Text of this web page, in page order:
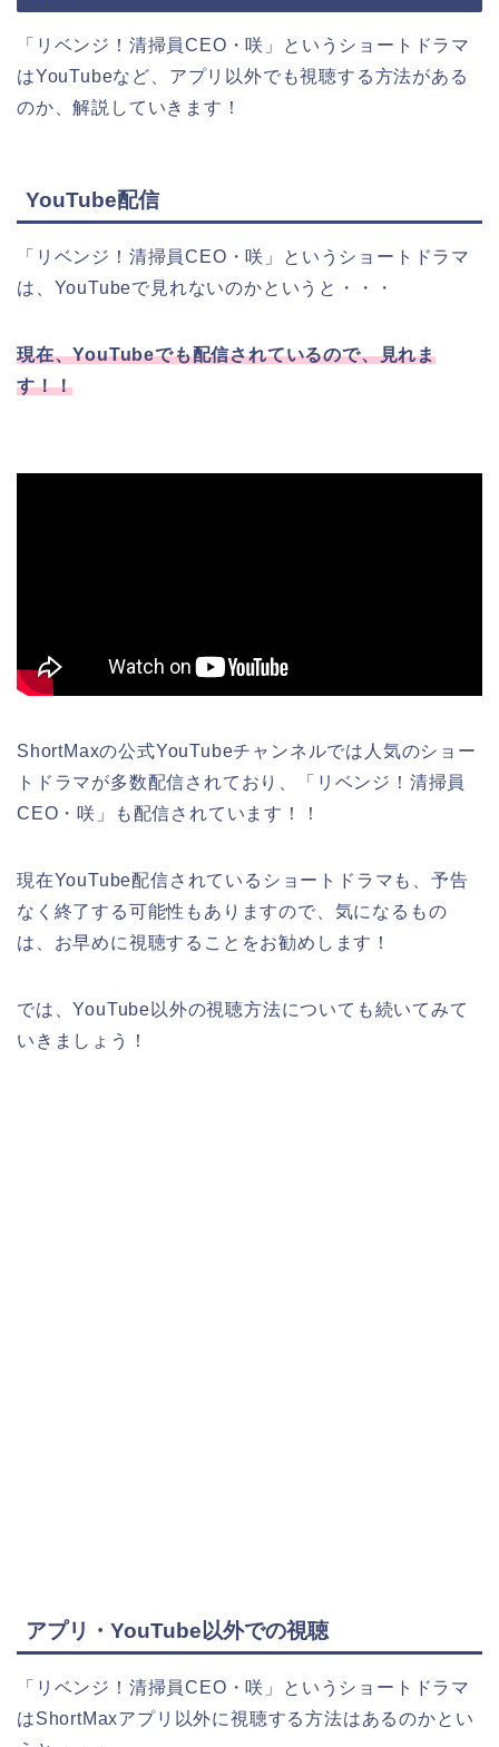
「リベンジ！清掃員CEO・咲」というショートドラマ
はYouTubeなど、アプリ以外でも視聴する方法がある
のか、解説していきます！
YouTube配信
「リベンジ！清掃員CEO・咲」というショートドラマ
は、YouTubeで見れないのかというと・・・
現在、YouTubeでも配信されているので、見れま
す！！
ShortMaxの公式YouTubeチャンネルでは人気のショー
トドラマが多数配信されており、「リベンジ！清掃員
CEO・咲」も配信されています！！
現在YouTube配信されているショートドラマも、予告
なく終了する可能性もありますので、気になるもの
は、お早めに視聴することをお勧めします！
では、YouTube以外の視聴方法についても続いてみて
いきましょう！
アプリ・YouTube以外での視聴
「リベンジ！清掃員CEO・咲」というショートドラマ
はShortMaxアプリ以外に視聴する方法はあるのかとい